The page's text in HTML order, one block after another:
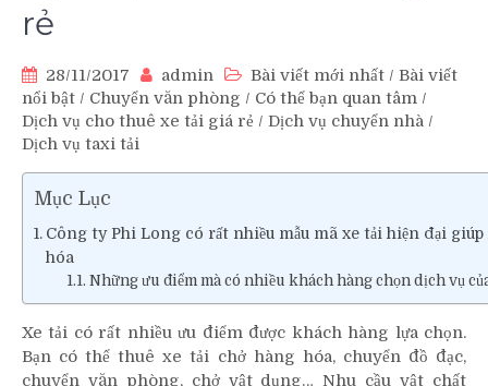
rẻ
28/11/2017 admin Bài viết mới nhất / Bài viết
nổi bật / Chuyển văn phòng / Có thể bạn quan tâm /
Dịch vụ cho thuê xe tải giá rẻ / Dịch vụ chuyển nhà /
Dịch vụ taxi tải
Mục Lục
Công ty Phi Long có rất nhiều mẫu mã xe tải hiện đại
hóa
Những ưu điểm mà có nhiều khách hàng chọn dịch vụ
Xe tải có rất nhiều ưu điểm được khách hàng lựa chọn.
Bạn có thể thuê xe tải chở hàng hóa, chuyển đồ đạc,
chuyển văn phòng, chở vật dụng… Nhu cầu vật chất